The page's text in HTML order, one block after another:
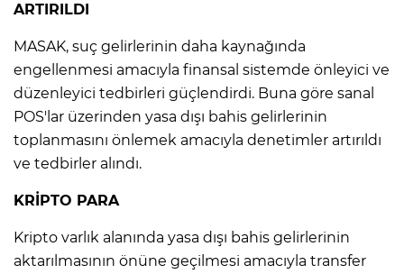
ARTIRILDI
MASAK, suç gelirlerinin daha kaynağında
engellenmesi amacıyla finansal sistemde önleyici ve
düzenleyici tedbirleri güçlendirdi. Buna göre sanal
POS'lar üzerinden yasa dışı bahis gelirlerinin
toplanmasını önlemek amacıyla denetimler artırıldı
ve tedbirler alındı.
KRİPTO PARA
Kripto varlık alanında yasa dışı bahis gelirlerinin
aktarılmasının önüne geçilmesi amacıyla transfer